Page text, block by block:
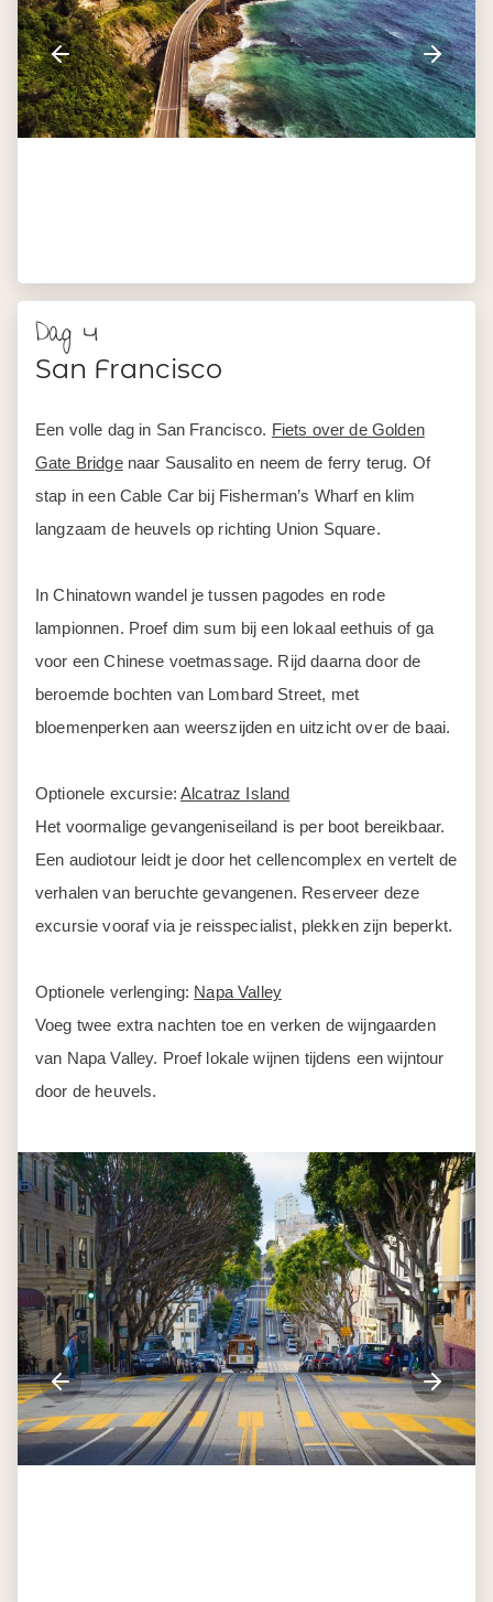
Dag 4
San Francisco
Een volle dag in San Francisco.Fiets over de Golden
In Chinatown wandel je tussen pagodes en rode
lampionnen. Proef dim sum bij een lokaal eethuis of ga
voor een Chinese voetmassage. Rijd daarna door de
bloemenperken aan weerszijden en uitzicht over de baai.
Optionele excursie:Alcatraz Island
Het voormalige gevangeniseiland is per boot bereikbaar.
verhalen van beruchte gevangenen. Reserveer deze
excursie vooraf via je reisspecialist, plekken zijn beperkt.
Optionele verlenging:Napa Valley
Voeg twee extra nachten toe en verken de wijngaarden
door de heuvels.
Dag 5
San Francisco - Yosemite
National Park - Oakhurst
Vanuit San Francisco rijd je richting de Sierra Nevada. Bij
Yosemite National Parkverandert het landschap
compleet. Granieten rotswanden rijzen honderden meters
omhoog. Watervallen storten zich de vallei in. Overal